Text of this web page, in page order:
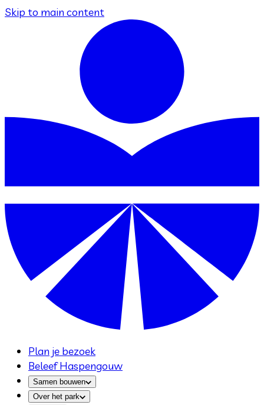
Skip to main content
Plan je bezoek
Beleef Haspengouw
Samen bouwen
Over het park